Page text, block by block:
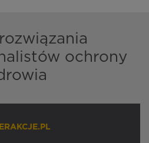
rozwiązania
ochrony